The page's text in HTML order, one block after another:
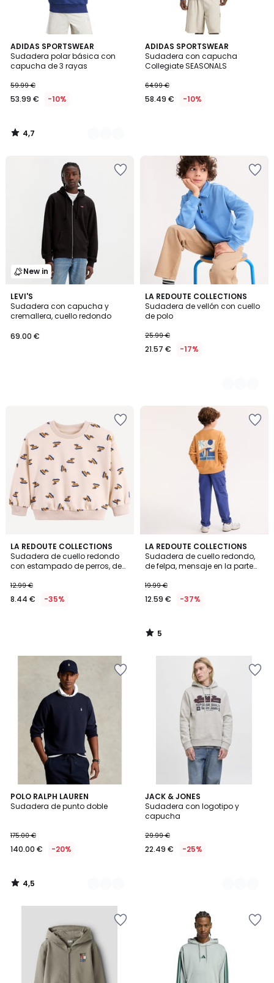
ADIDAS SPORTSWEAR
Sudadera polar básica con
capucha de 3 rayas
59.99 €
53.99 € -10%
4,7
/ 5
3
Colores
4,7
/
ADIDAS SPORTSWEAR
Sudadera con capucha
Collegiate SEASONALS
64.99 €
58.49 € -10%
New in
LEVI'S
Sudadera con capucha y
cremallera, cuello redondo
69.00 €
LA REDOUTE COLLECTIONS
Sudadera de vellón con cuello
de polo
25.99 €
21.57 € -17%
3
Colores
LA REDOUTE COLLECTIONS
Sudadera de cuello redondo
con estampado de perros, de
12.99 €
8.44 € -35%
LA REDOUTE COLLECTIONS
Sudadera de cuello redondo,
de felpa, mensaje en la parte
espalda
19.99 €
12.59 € -37%
5
/
5
5
/
POLO RALPH LAUREN
Sudadera de punto doble
175.00 €
140.00 € -20%
4,5
/ 5
2
Colores
4,5
/
JACK & JONES
Sudadera con logotipo y
capucha
29.99 €
22.49 € -25%
4
Colores